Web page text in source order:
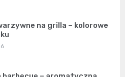
na grilla – kolorowe